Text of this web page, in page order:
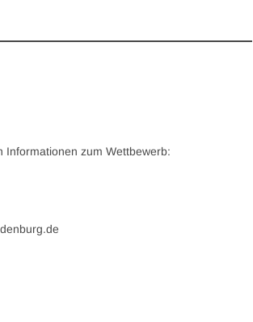
Informationen zum Wettbewerb: